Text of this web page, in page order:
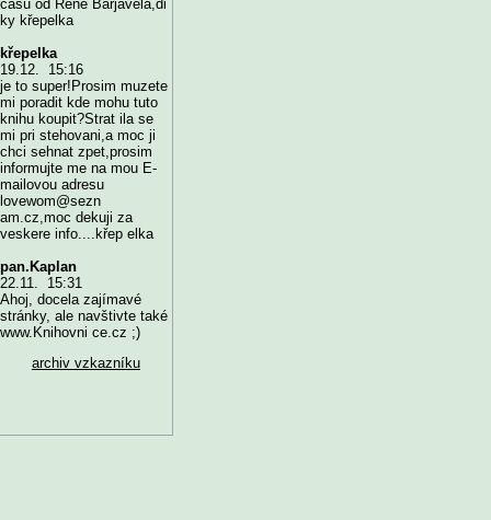
casu od Rene Barjavela,di
ky křepelka
křepelka
19.12. 15:16
je to super!Prosim muzete
mi poradit kde mohu tuto
knihu koupit?Strat ila se
mi pri stehovani,a moc ji
chci sehnat zpet,prosim
informujte me na mou E-
mailovou adresu
lovewom@sezn
am.cz,moc dekuji za
veskere info....křep elka
pan.Kaplan
22.11. 15:31
Ahoj, docela zajímavé
stránky, ale navštivte také
www.Knihovni ce.cz ;)
archiv vzkazníku